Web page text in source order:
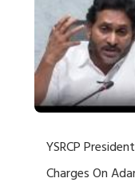
YSRCP
Charges On